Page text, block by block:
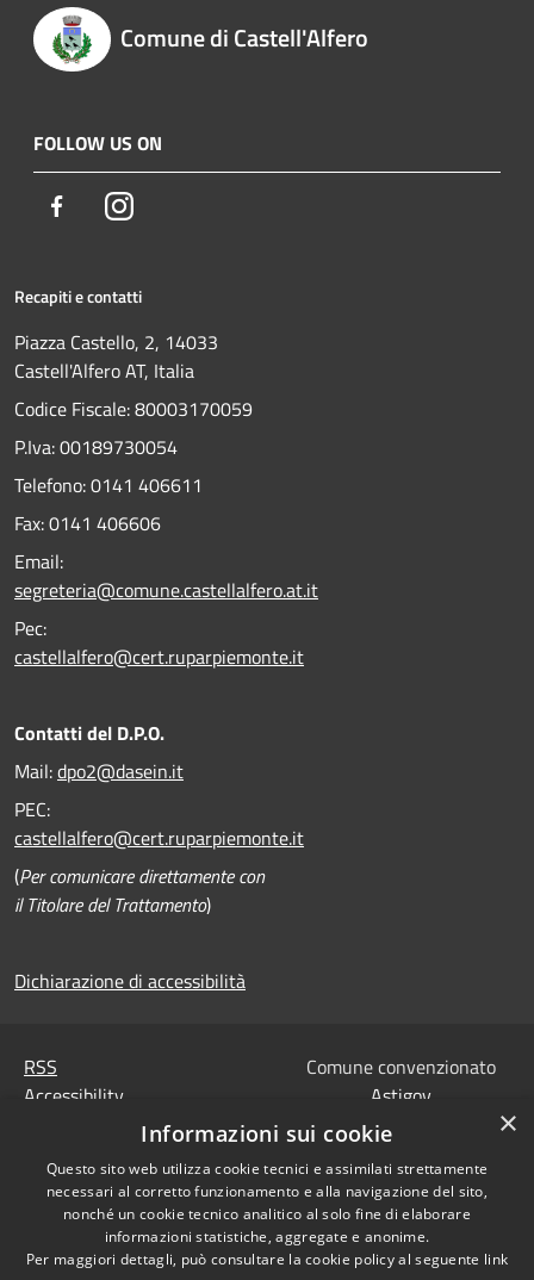
Comune di Castell'Alfero
FOLLOW US ON
FacebookInstagram
Recapiti e contatti
Piazza Castello, 2, 14033
Castell'Alfero AT, Italia
Codice Fiscale: 80003170059
P.Iva: 00189730054
Telefono:0141 406611
Fax:0141 406606
Email:
segreteria@comune.castellalfero.at.it
Pec:
castellalfero@cert.ruparpiemonte.it
Contatti del D.P.O.
Mail:dpo2@dasein.it
PEC:
castellalfero@cert.ruparpiemonte.it
(Per comunicare direttamente con
il Titolare del Trattamento)
Dichiarazione di accessibilità
RSS
Accessibility
Sitemap
Codice Univoco IPA,
Tesoreria e Coordinate
bancarie
Comune convenzionato
Astigov
Progetto|Convenzione
Adesioni
•Accesso redazione
×
Informazioni sui cookie
Questo sito web utilizza cookie tecnici e assimilati strettamente
necessari al corretto funzionamento e alla navigazione del sito,
nonché un cookie tecnico analitico al solo fine di elaborare
informazioni statistiche, aggregate e anonime.
Per maggiori dettagli, può consultare la cookie policy al seguente link